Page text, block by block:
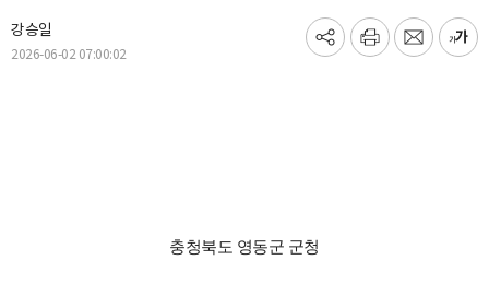
강승일
2026-06-02 07:00:02
기
프
메
글
충청북도 영동군 군청